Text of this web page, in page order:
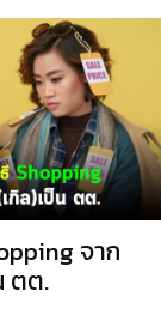
จาก
ตต.